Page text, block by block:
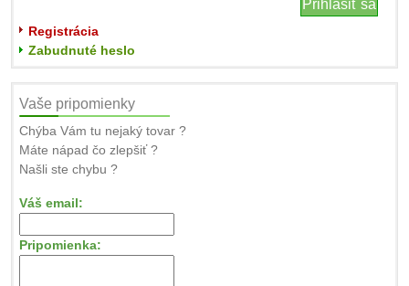
Registrácia
Zabudnuté heslo
Vaše pripomienky
Chýba Vám tu nejaký tovar ?
Máte nápad čo zlepšiť ?
Našli ste chybu ?
Váš email:
Pripomienka: